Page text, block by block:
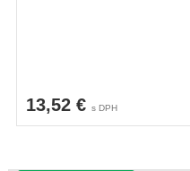
13,52 € s DPH